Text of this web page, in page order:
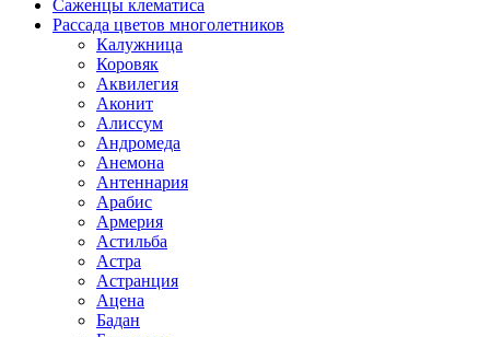
Саженцы клематиса
Рассада цветов многолетников
Калужница
Коровяк
Аквилегия
Аконит
Алиссум
Андромеда
Анемона
Антеннария
Арабис
Армерия
Астильба
Астра
Астранция
Ацена
Бадан